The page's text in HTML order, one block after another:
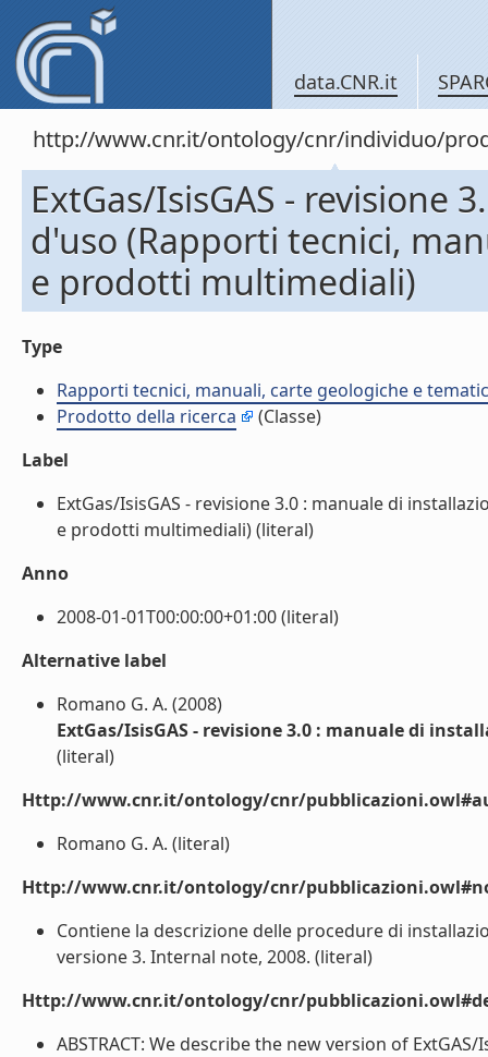
data.CNR.it
http://www.cnr.it/ontology/cnr/individuo/
ExtGas/IsisGAS - revisione
d'uso (Rapporti tecnici,
e prodotti multimediali)
Type
Rapporti tecnici, manuali, carte geologiche e
Prodotto della ricerca
(Classe)
Label
ExtGas/IsisGAS - revisione 3.0 : manuale di
e prodotti multimediali) (literal)
Anno
2008-01-01T00:00:00+01:00 (literal)
Alternative label
Romano G. A. (2008)
ExtGas/IsisGAS - revisione 3.0 : manuale di
(literal)
Http://www.cnr.it/ontology/cnr/
Romano G. A. (literal)
Http://www.cnr.it/ontology/cnr/
Contiene la descrizione delle procedure di
versione 3. Internal note, 2008. (literal)
Http://www.cnr.it/ontology/cnr/
ABSTRACT: We describe the new version of